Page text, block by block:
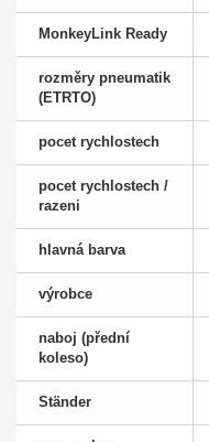
MonkeyLink Ready
rozměry pneumatik
(ETRTO)
pocet rychlostech
pocet rychlostech /
razeni
hlavná barva
výrobce
naboj (přední
koleso)
Ständer